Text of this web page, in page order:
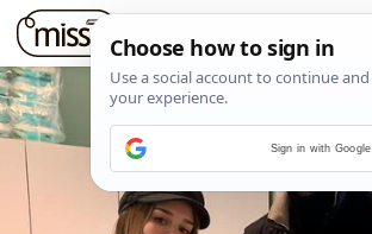
Sign in with Google